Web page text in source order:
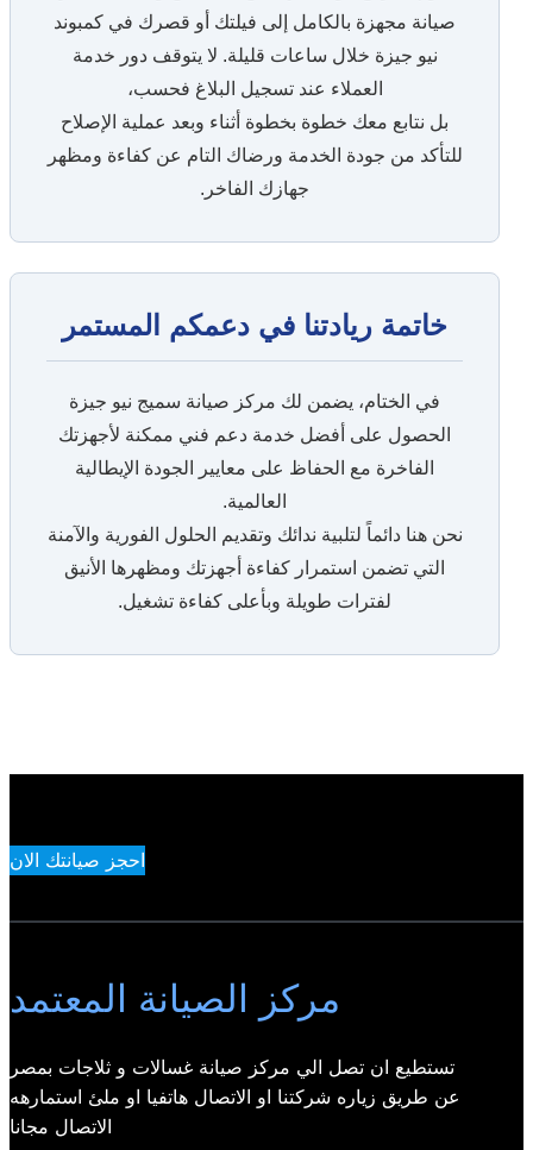
صيانة مجهزة بالكامل إلى فيلتك أو قصرك في كمبوند
نيو جيزة خلال ساعات قليلة. لا يتوقف دور خدمة
العملاء عند تسجيل البلاغ فحسب،
بل نتابع معك خطوة بخطوة أثناء وبعد عملية الإصلاح
للتأكد من جودة الخدمة ورضاك التام عن كفاءة ومظهر
جهازك الفاخر.
خاتمة ريادتنا في دعمكم المستمر
في الختام، يضمن لك مركز صيانة سميج نيو جيزة
الحصول على أفضل خدمة دعم فني ممكنة لأجهزتك
الفاخرة مع الحفاظ على معايير الجودة الإيطالية
العالمية.
نحن هنا دائماً لتلبية ندائك وتقديم الحلول الفورية والآمنة
التي تضمن استمرار كفاءة أجهزتك ومظهرها الأنيق
لفترات طويلة وبأعلى كفاءة تشغيل.
احجز صيانتك الان
مركز الصيانة المعتمد
تستطيع ان تصل الي مركز صيانة غسالات و ثلاجات بمصر
عن طريق زياره شركتنا او الاتصال هاتفيا او ملئ استمارهه
الاتصال مجانا